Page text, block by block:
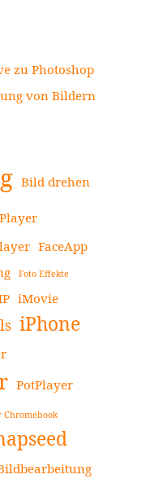
zu Photoshop
von Bildern
Bild drehen
FaceApp
Foto Effekte
iMovie
iPhone
PotPlayer
Chromebook